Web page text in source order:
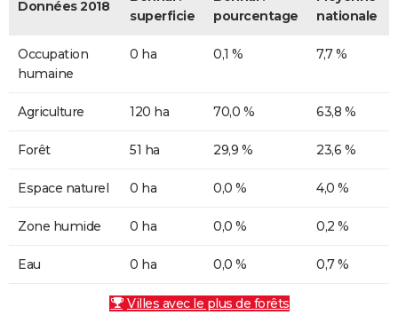
Données 2018
superficie
pourcentage
nationale
Occupation
humaine
0 ha 0,1 % 7,7 %
Agriculture 120 ha 70,0 % 63,8 %
Forêt 51 ha 29,9 % 23,6 %
Espace naturel 0 ha 0,0 % 4,0 %
Zone humide 0 ha 0,0 % 0,2 %
Eau 0 ha 0,0 % 0,7 %
Villes avec le plus de forêts